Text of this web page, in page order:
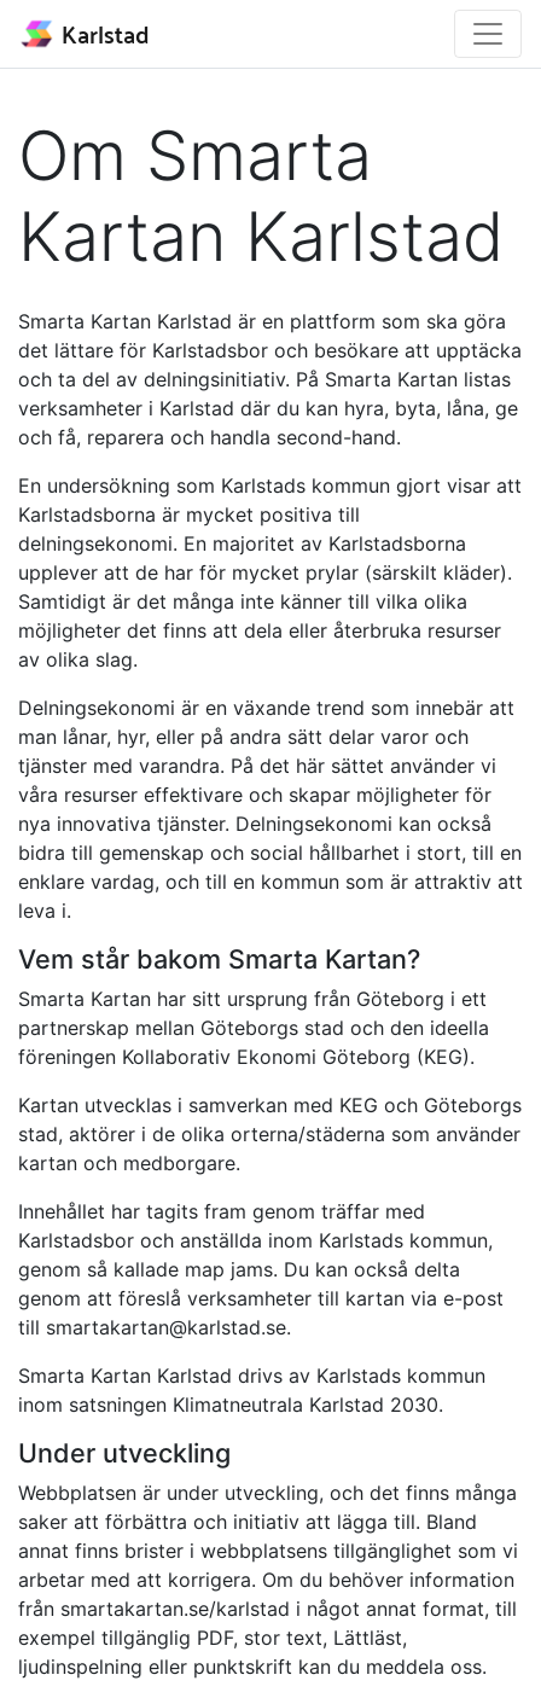
Karlstad
Om Smarta
Kartan Karlstad
Smarta Kartan Karlstad är en plattform som ska göra
det lättare för Karlstadsbor och besökare att upptäcka
och ta del av delningsinitiativ. På Smarta Kartan listas
verksamheter i Karlstad där du kan hyra, byta, låna, ge
och få, reparera och handla second-hand.
En undersökning som Karlstads kommun gjort visar att
Karlstadsborna är mycket positiva till
delningsekonomi. En majoritet av Karlstadsborna
upplever att de har för mycket prylar (särskilt kläder).
Samtidigt är det många inte känner till vilka olika
möjligheter det finns att dela eller återbruka resurser
av olika slag.
Delningsekonomi är en växande trend som innebär att
man lånar, hyr, eller på andra sätt delar varor och
tjänster med varandra. På det här sättet använder vi
våra resurser effektivare och skapar möjligheter för
nya innovativa tjänster. Delningsekonomi kan också
bidra till gemenskap och social hållbarhet i stort, till en
enklare vardag, och till en kommun som är attraktiv att
leva i.
Vem står bakom Smarta Kartan?
Smarta Kartan har sitt ursprung från Göteborg i ett
partnerskap mellan Göteborgs stad och den ideella
föreningen Kollaborativ Ekonomi Göteborg (KEG).
Kartan utvecklas i samverkan med KEG och Göteborgs
stad, aktörer i de olika orterna/städerna som använder
kartan och medborgare.
Innehållet har tagits fram genom träffar med
Karlstadsbor och anställda inom Karlstads kommun,
genom så kallade map jams. Du kan också delta
genom att föreslå verksamheter till kartan via e-post
till smartakartan@karlstad.se.
Smarta Kartan Karlstad drivs av Karlstads kommun
inom satsningen Klimatneutrala Karlstad 2030.
Under utveckling
Webbplatsen är under utveckling, och det finns många
saker att förbättra och initiativ att lägga till. Bland
annat finns brister i webbplatsens tillgänglighet som vi
arbetar med att korrigera. Om du behöver information
från smartakartan.se/karlstad i något annat format, till
exempel tillgänglig PDF, stor text, Lättläst,
ljudinspelning eller punktskrift kan du meddela oss.